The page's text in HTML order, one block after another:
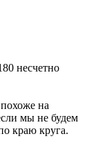
несчетно
на
мы не будем
краю круга.